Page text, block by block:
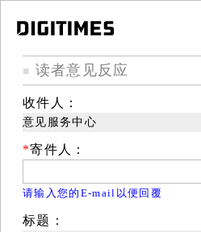
■ 读者意见反应
收件人：
意见服务中心
*寄件人：
请输入您的E-mail以便回覆
标题：